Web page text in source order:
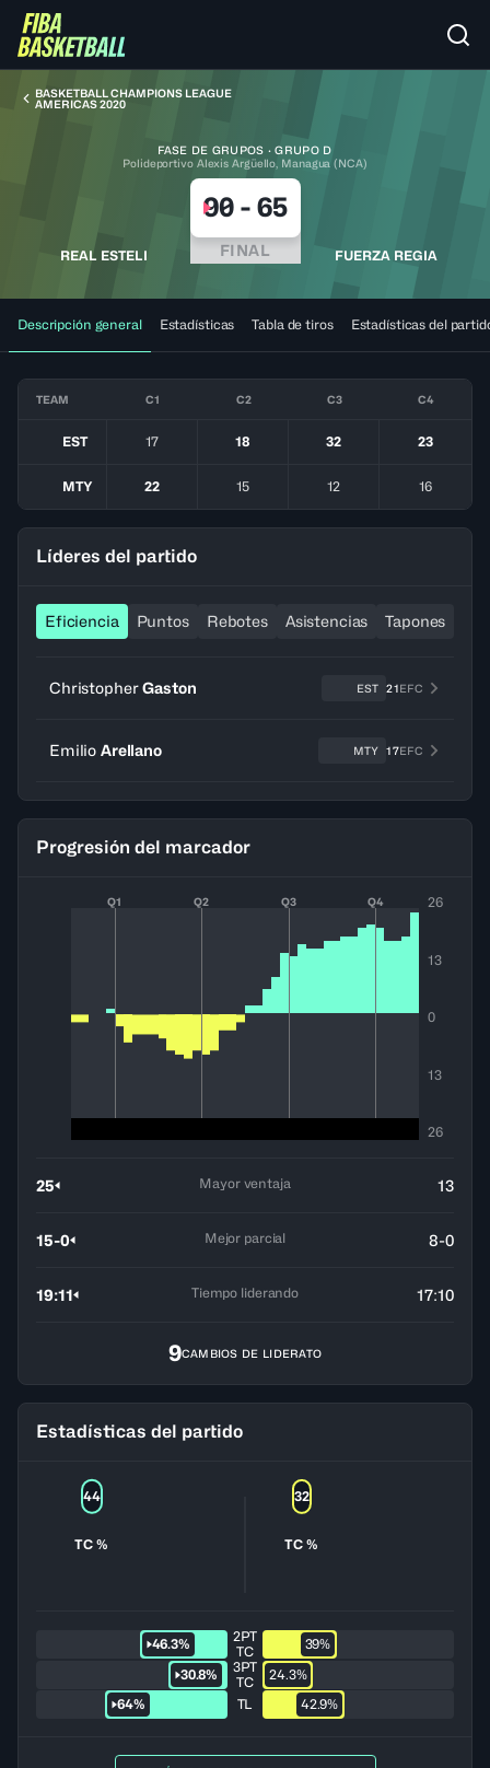
BASKETBALL CHAMPIONS LEAGUE
AMERICAS 2020
FASE DE GRUPOS · GRUPO D
Polideportivo Alexis Argüello, Managua (NCA)
REAL ESTELI
90- 65
FINAL FUERZA REGIA
Descripción general Estadísticas Tabla de tiros Estadísticas del
TEAM C1 C2 C3 C4
EST 17 18 32 23
MTY 22 15 12 16
Líderes del partido
Eficiencia Puntos Rebotes Asistencias Tapones
Christopher Gaston EST 21EFC
Emilio Arellano MTY 17EFC
Progresión del marcador
Q1 Q2 Q3 Q4 26
13
0
13
26
25 Mayor ventaja 13
15-0 Mejor parcial 8-0
19:11 Tiempo liderando 17:10
9CAMBIOS DE LIDERATO
Estadísticas del partido
TC %
44
TC %
32
46.3%
2PT
TC
39%
30.8%
3PT
TC
24.3%
64%
TL 42.9%